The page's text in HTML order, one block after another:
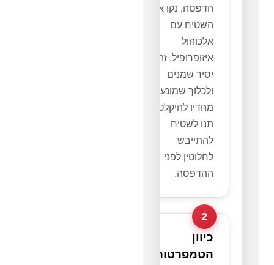
הדפסה, נקו את
השטיח עם
אלכוהול
איזופרופיל. זה
יסיר שמנים
ולכלוך שמונעים
מהדיו להיקלט.
תנו לשטיח
להתייבש
לחלוטין לפני
ההדפסה.
2
כיוון
הטמפרטורה